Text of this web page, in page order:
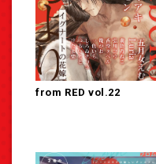
from RED vol.22